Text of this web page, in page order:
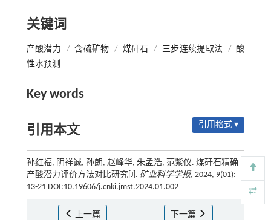
关键词
产酸潜力 / 含硫矿物 / 煤矸石 / 三步连续提取法 / 酸
性水预测
Key words
引用本文 引用格式 ▾
孙红福, 阴祥诚, 孙朗, 赵峰华, 朱孟浩, 范紫仪. 煤矸石精确
产酸潜力评价方法对比研究[J]. 矿业科学学报, 2024, 9(01):
13-21 DOI:10.19606/j.cnki.jmst.2024.01.002
上一篇 下一篇